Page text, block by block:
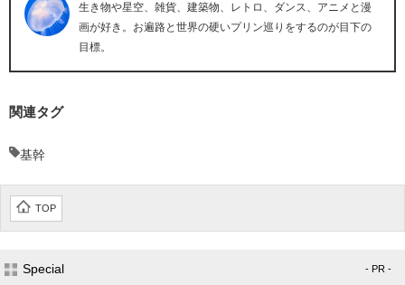
生き物や星空、雑貨、建築物、レトロ、ダンス、アニメと漫
画が好き。お遍路と世界の硬いプリン巡りをするのが目下の
目標。
関連タグ
基幹
TOP
Special - PR -